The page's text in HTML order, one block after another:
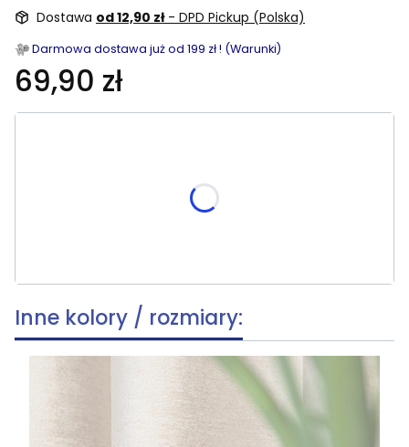
Dostawa od 12,90 zł - DPD Pickup (Polska)
Darmowa dostawa już od 199 zł ! (Warunki)
69,90 zł
skracania, wymiar po skróceniu [cm]
Inne kolory / rozmiary: